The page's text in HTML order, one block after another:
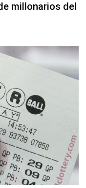
millonarios del